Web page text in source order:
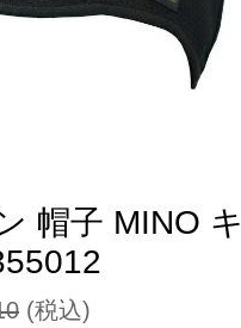
帽子 MINO キ
(税込)